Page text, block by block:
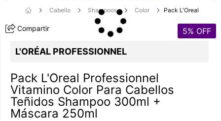
Cabello Shampoos Color Pack L'Oreal
Compartir 5% OFF
L'ORÉAL PROFESSIONNEL
Pack L'Oreal Professionnel
Vitamino Color Para Cabellos
Teñidos Shampoo 300ml +
Máscara 250ml